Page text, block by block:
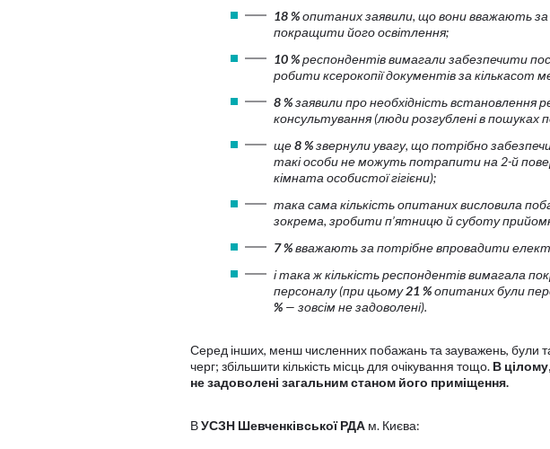
18 %опитаних заявили, що вони вважають
покращити його освітлення;
10 %респондентів вимагализабезпечити
робити ксерокопії документів за
8 %заявили пронеобхідність встановлення
консультування (люди розгублені в пошуках
ще8 %звернули увагу, що потрібно
такі особи не можуть потрапити на 2-й
кімната особистої гігієни);
така сама кількість опитаних висловила
зокрема, зробити п’ятницю й суботу
7 %вважають за потрібне впровадити
і така ж кількість респондентів вимагала
персоналу(при цьому21 %опитаних були
% — зовсім не задоволені).
Серед інших, менш численних побажань та зауважень, були
черг; збільшити кількість місць для очікування тощо. В
не задоволені загальним станом його приміщення.
ВУСЗН Шевченківської РДА м. Києва: